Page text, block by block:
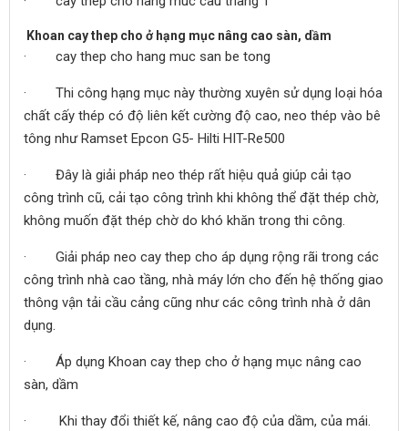
Khoan cay thep cho ở hạng mục nâng cao sàn, dầm
· cay thep cho hang muc san be tong
· Thi công hạng mục này thường xuyên sử dụng loại hóa
chất cấy thép có độ liên kết cường độ cao, neo thép vào bê
tông như Ramset Epcon G5- Hilti HIT-Re500
· Đây là giải pháp neo thép rất hiệu quả giúp cải tạo
công trình cũ, cải tạo công trình khi không thể đặt thép chờ,
không muốn đặt thép chờ do khó khăn trong thi công.
· Giải pháp neo cay thep cho áp dụng rộng rãi trong các
công trình nhà cao tầng, nhà máy lớn cho đến hệ thống giao
thông vận tải cầu cảng cũng như các công trình nhà ở dân
dụng.
· Áp dụng Khoan cay thep cho ở hạng mục nâng cao
sàn, dầm
· Khi thay đổi thiết kế, nâng cao độ của dầm, của mái.